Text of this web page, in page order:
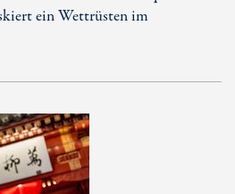
ein Wettrüsten im